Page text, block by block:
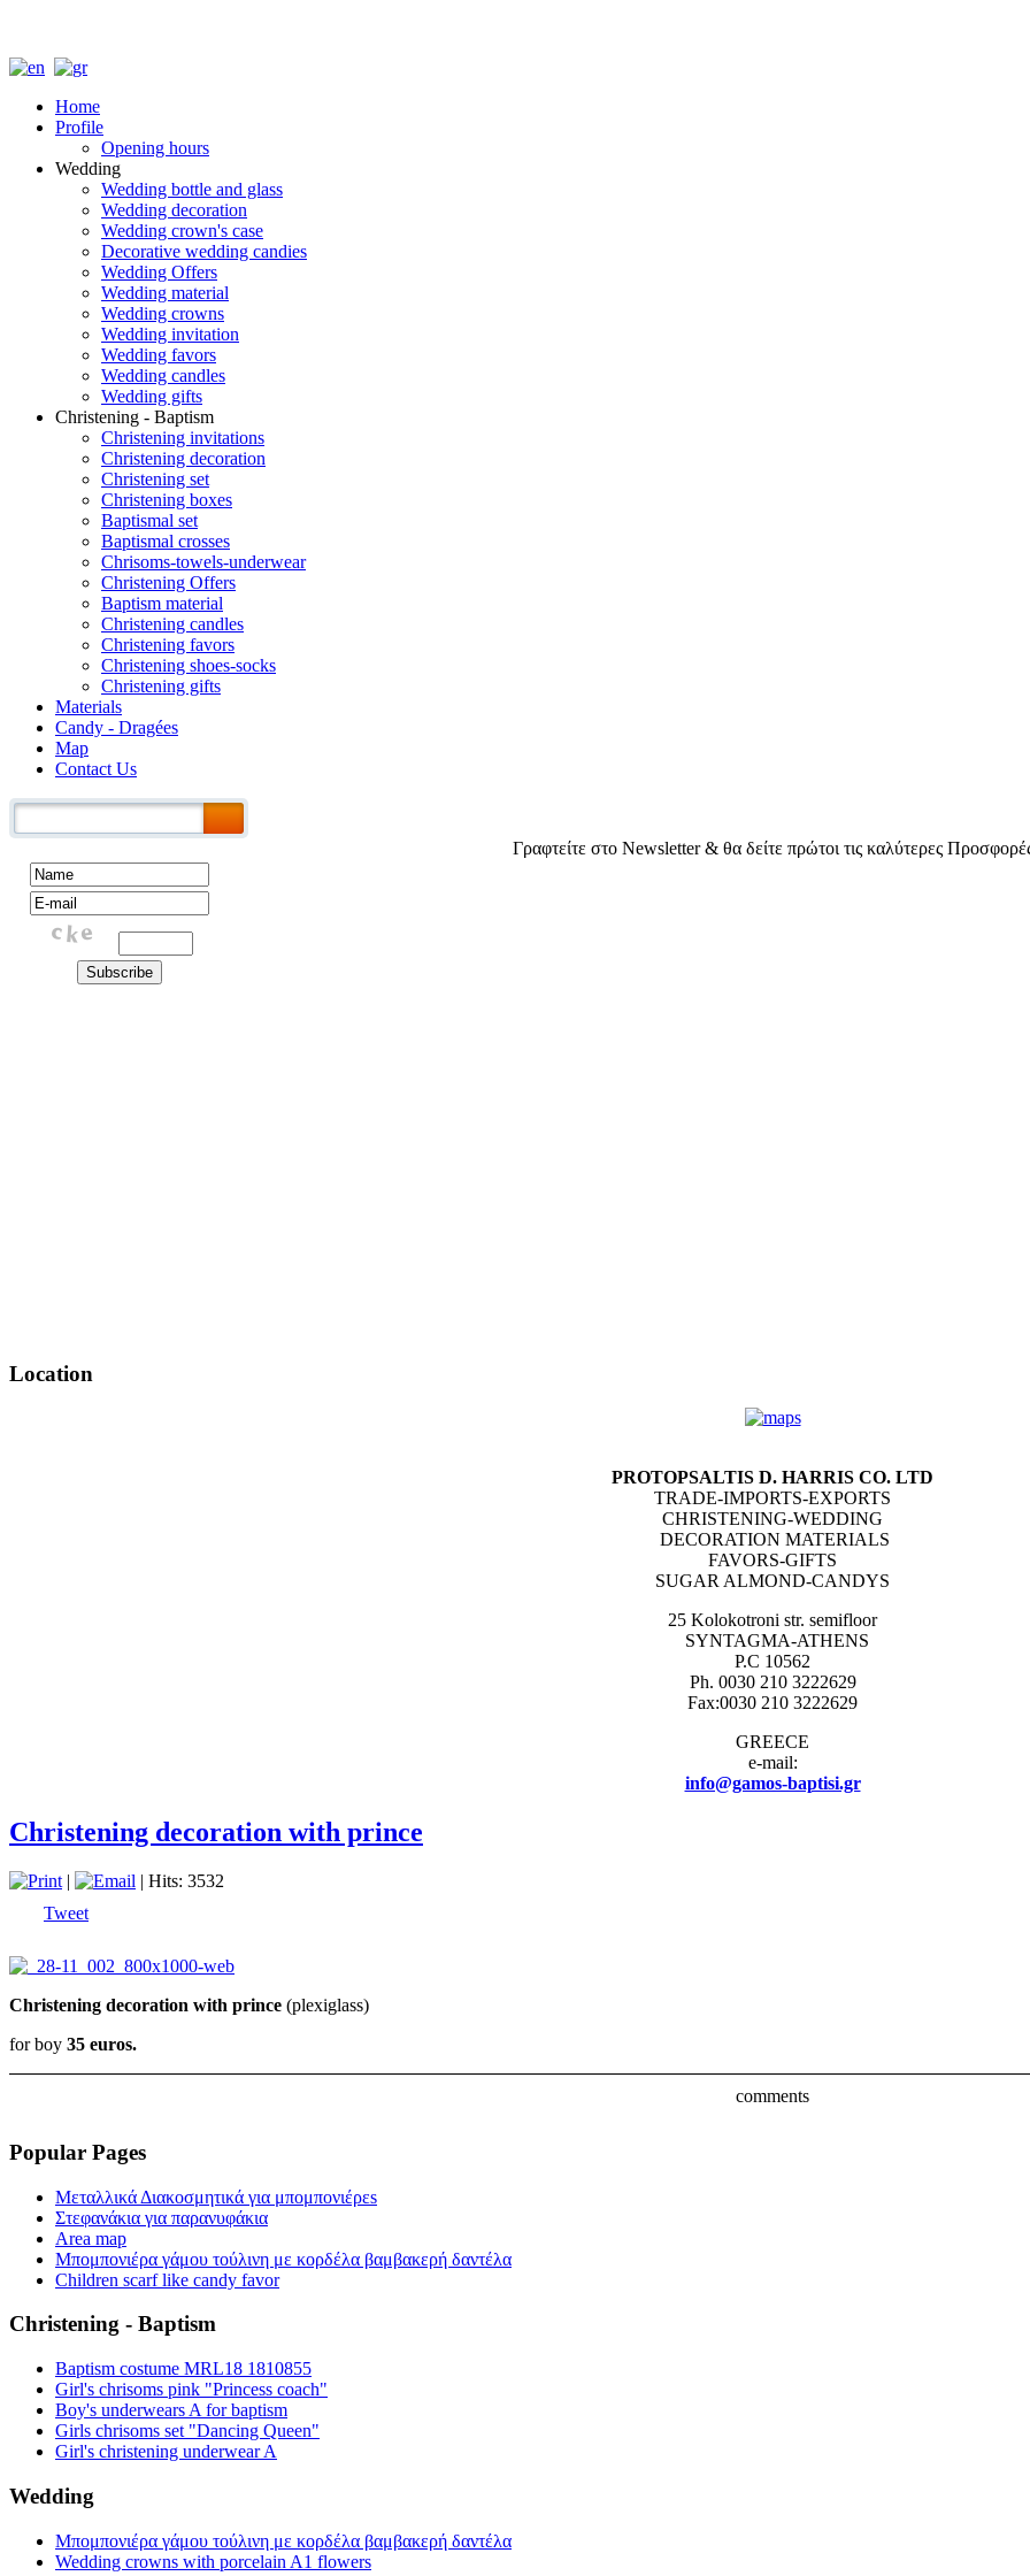
Home
Profile
Opening hours
Wedding
Wedding bottle and glass
Wedding decoration
Wedding crown's case
Decorative wedding candies
Wedding Offers
Wedding material
Wedding crowns
Wedding invitation
Wedding favors
Wedding candles
Wedding gifts
Christening - Baptism
Christening invitations
Christening decoration
Christening set
Christening boxes
Baptismal set
Baptismal crosses
Chrisoms-towels-underwear
Christening Offers
Baptism material
Christening candles
Christening favors
Christening shoes-socks
Christening gifts
Materials
Candy - Dragées
Map
Contact Us
Γραφτείτε στο Νewsletter & θα δείτε πρώτοι τις καλύτερες
Location
PROTOPSALTIS D. HARRIS CO. LTD
TRADE-IMPORTS-EXPORTS
CHRISTENING-WEDDING
DECORATION MATERIALS
FAVORS-GIFTS
SUGAR ALMOND-CANDYS
25 Kolokotroni str. semifloor
SYNTAGMA-ATHENS
P.C 10562
Ph. 0030 210 3222629
Fax:0030 210 3222629
GREECE
e-mail:
info@gamos-baptisi.gr
Christening decoration with prince
|
| Hits: 3532
Tweet
Christening decoration with prince (plexiglass)
for boy 35 euros.
comments
Popular Pages
Μεταλλικά Διακοσμητικά για μπομπονιέρεs
Στεφανάκια για παρανυφάκια
Area map
Μπομπονιέρα γάμου τούλινη με κορδέλα βαμβακερή δαντέλα
Children scarf like candy favor
Christening - Baptism
Baptism costume MRL18 1810855
Girl's chrisoms pink "Princess coach"
Boy's underwears A for baptism
Girls chrisoms set "Dancing Queen"
Girl's christening underwear A
Wedding
Μπομπονιέρα γάμου τούλινη με κορδέλα βαμβακερή δαντέλα
Wedding crowns with porcelain A1 flowers